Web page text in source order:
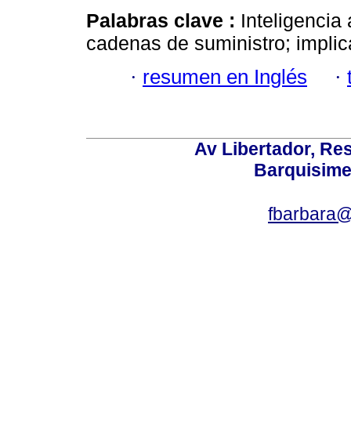
Palabras clave : Inteligencia
cadenas de suministro;
· resumen en Inglés ·
Av Libertador,